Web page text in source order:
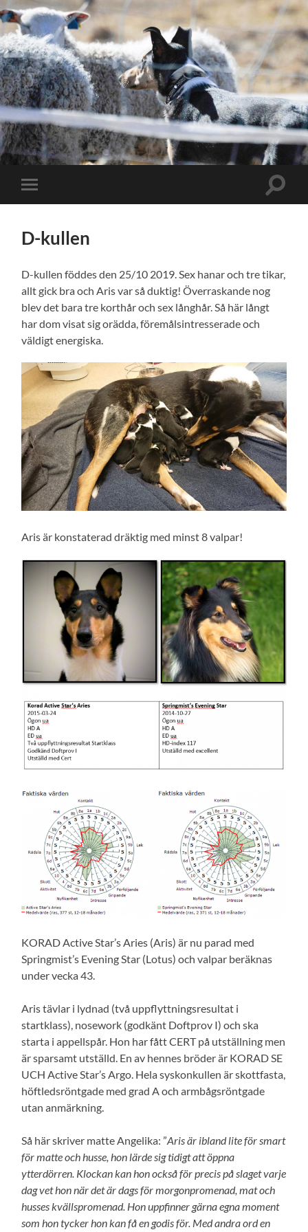
Slå
på/av
Slå
D-kullen
D-kullen föddes den 25/10 2019. Sex hanar och tre tikar,
allt gick bra och Aris var så duktig! Överraskande nog
blev det bara tre korthår och sex långhår. Så här långt
har dom visat sig orädda, föremålsintresserade och
väldigt energiska.
Aris är konstaterad dräktig med minst 8 valpar!
KORAD Active Star’s Aries (Aris) är nu parad med
Springmist’s Evening Star (Lotus) och valpar beräknas
under vecka 43.
Aris tävlar i lydnad (två uppflyttningsresultat i
startklass), nosework (godkänt Doftprov I) och ska
starta i appellspår. Hon har fått CERT på utställning men
är sparsamt utställd. En av hennes bröder är KORAD SE
UCH Active Star’s Argo. Hela syskonkullen är skottfasta,
höftledsröntgade med grad A och armbågsröntgade
utan anmärkning.
Så här skriver matte Angelika: ”Aris är ibland lite för smart
för matte och husse, hon lärde sig tidigt att öppna
ytterdörren. Klockan kan hon också för precis på slaget varje
dag vet hon när det är dags för morgonpromenad, mat och
husses kvällspromenad. Hon uppfinner gärna egna moment
som hon tycker hon kan få en godis för. Med andra ord en